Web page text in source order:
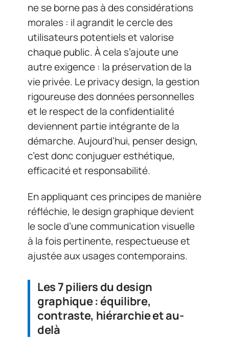
ne se borne pas à des considérations
morales : il agrandit le cercle des
utilisateurs potentiels et valorise
chaque public. À cela s’ajoute une
autre exigence : la préservation de la
vie privée. Le privacy design, la gestion
rigoureuse des données personnelles
et le respect de la confidentialité
deviennent partie intégrante de la
démarche. Aujourd’hui, penser design,
c’est donc conjuguer esthétique,
efficacité et responsabilité.
En appliquant ces principes de manière
réfléchie, le design graphique devient
le socle d’une communication visuelle
à la fois pertinente, respectueuse et
ajustée aux usages contemporains.
Les 7 piliers du design
graphique : équilibre,
contraste, hiérarchie et au-
delà